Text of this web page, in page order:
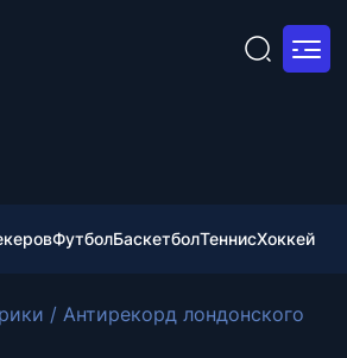
ФутболБаскетболТеннисХоккей
/ Антирекорд лондонского